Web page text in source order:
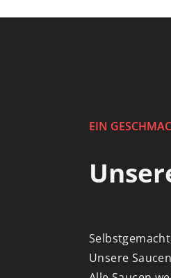
EIN
Unsere